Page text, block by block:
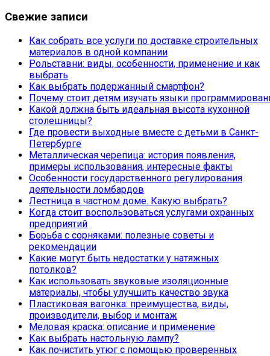
Свежие записи
Как собрать все услуги по доставке строительных
материалов в одной компании
Рольставни: виды, особенности, применение и как
выбрать
Как выбрать подержанный смартфон?
Почему стоит детям изучать языки
Какой должна быть идеальная высота кухонной
столешницы?
Где провести выходные вместе с детьми в Санкт-
Петербурге
Металлическая черепица: история появления,
примеры использования, интересные факты
Особенности государственного регулирования
деятельности ломбардов
Лестница в частном доме. Какую выбрать?
Когда стоит воспользоваться услугами охранных
предприятий
Борьба с сорняками: полезные советы и
рекомендации
Какие могут быть недостатки у натяжных
потолков?
Как использовать звуковые изоляционные
материалы, чтобы улучшить качество звука
Пластиковая вагонка: преимущества, виды,
производители, выбор и монтаж
Меловая краска: описание и применение
Как выбрать настольную лампу?
Как почистить утюг с помощью проверенных